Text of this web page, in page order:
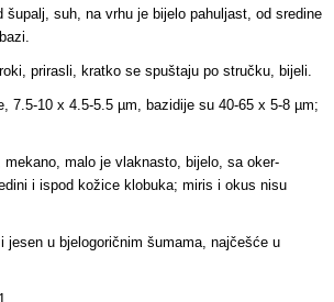
šupalj, suh, na vrhu je bijelo pahuljast, od sredine
prirasli, kratko se spuštaju po stručku, bijeli.
7.5-10 x 4.5-5.5 µm, bazidije su 40-65 x 5-8 µm;
mekano, malo je vlaknasto, bijelo, sa oker-
i ispod kožice klobuka; miris i okus nisu
jesen u bjelogoričnim šumama, najčešće u